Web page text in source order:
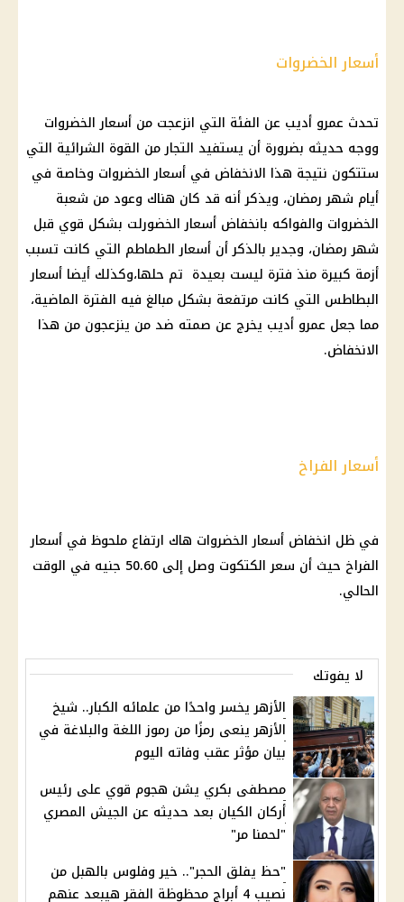
أسعار الخضروات
تحدث عمرو أديب عن الفئة التي انزعجت من أسعار الخضروات
ووجه حديثه بضرورة أن يستفيد التجار من القوة الشرائية التي
ستتكون نتيجة هذا الانخفاض في أسعار الخضروات وخاصة في
أيام شهر رمضان، ويذكر أنه قد كان هناك وعود من شعبة
الخضروات والفواكه بانخفاض أسعار الخضورلت بشكل قوي قبل
شهر رمضان، وجدير بالذكر أن أسعار الطماطم التي كانت تسبب
أزمة كبيرة منذ فترة ليست بعيدة تم حلها،وكذلك أيضا أسعار
البطاطس التي كانت مرتفعة بشكل مبالغ فيه الفترة الماضية،
مما جعل عمرو أديب يخرج عن صمته ضد من ينزعجون من هذا
الانخفاض.
أسعار الفراخ
في ظل انخفاض أسعار الخضروات هاك ارتفاع ملحوظ في أسعار
الفراخ حيث أن سعر الكتكوت وصل إلى 50.60 جنيه في الوقت
الحالي.
لا يفوتك
الأزهر يخسر واحدًا من علمائه الكبار.. شيخ
الأزهر ينعى رمزًا من رموز اللغة والبلاغة في
بيان مؤثر عقب وفاته اليوم
مصطفى بكري يشن هجوم قوي على رئيس
أركان الكيان بعد حديثه عن الجيش المصري
"لحمنا مر"
"حظ يفلق الحجر".. خير وفلوس بالهبل من
نصيب 4 أبراج محظوظة الفقر هيبعد عنهم